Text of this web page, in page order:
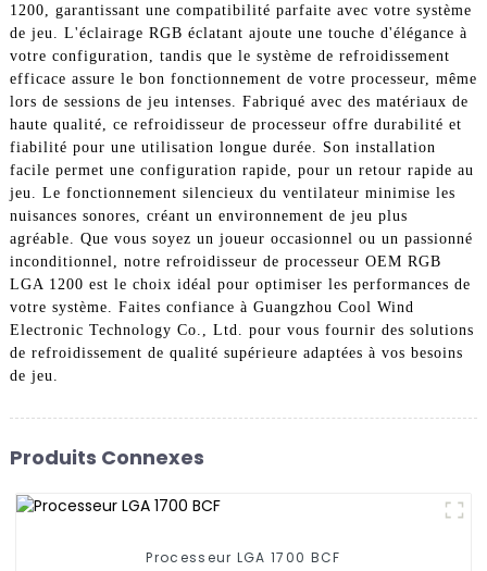
1200, garantissant une compatibilité parfaite avec votre système
de jeu. L'éclairage RGB éclatant ajoute une touche d'élégance à
votre configuration, tandis que le système de refroidissement
efficace assure le bon fonctionnement de votre processeur, même
lors de sessions de jeu intenses. Fabriqué avec des matériaux de
haute qualité, ce refroidisseur de processeur offre durabilité et
fiabilité pour une utilisation longue durée. Son installation
facile permet une configuration rapide, pour un retour rapide au
jeu. Le fonctionnement silencieux du ventilateur minimise les
nuisances sonores, créant un environnement de jeu plus
agréable. Que vous soyez un joueur occasionnel ou un passionné
inconditionnel, notre refroidisseur de processeur OEM RGB
LGA 1200 est le choix idéal pour optimiser les performances de
votre système. Faites confiance à Guangzhou Cool Wind
Electronic Technology Co., Ltd. pour vous fournir des solutions
de refroidissement de qualité supérieure adaptées à vos besoins
de jeu.
Produits Connexes
Processeur LGA 1700 BCF